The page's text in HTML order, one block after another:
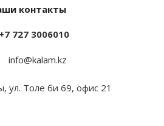
контакты
+7 727 3006010
info@kalam.kz
ул. Толе би 69, офис 21